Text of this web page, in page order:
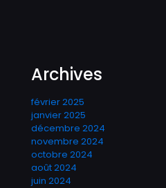
Archives
février 2025
janvier 2025
décembre 2024
novembre 2024
octobre 2024
août 2024
juin 2024